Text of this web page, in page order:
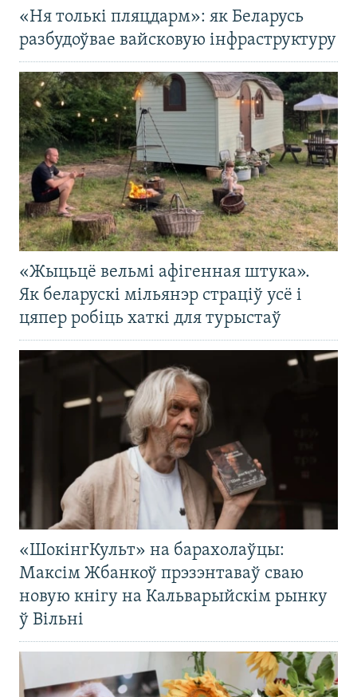
«Ня толькі пляцдарм»: як Беларусь
разбудоўвае вайсковую інфраструктуру
«Жыцьцё вельмі афігенная штука».
Як беларускі мільянэр страціў усё і
цяпер робіць хаткі для турыстаў
«ШокінгКульт» на барахолаўцы:
Максім Жбанкоў прэзэнтаваў сваю
новую кнігу на Кальварыйскім рынку
ў Вільні